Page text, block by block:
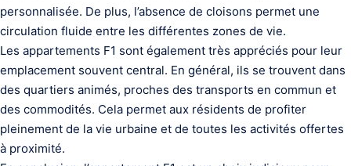
personnalisée. De plus, l’absence de cloisons permet une
circulation fluide entre les différentes zones de vie.
Les appartements F1 sont également très appréciés pour leur
emplacement souvent central. En général, ils se trouvent dans
des quartiers animés, proches des transports en commun et
des commodités. Cela permet aux résidents de profiter
pleinement de la vie urbaine et de toutes les activités offertes
à proximité.